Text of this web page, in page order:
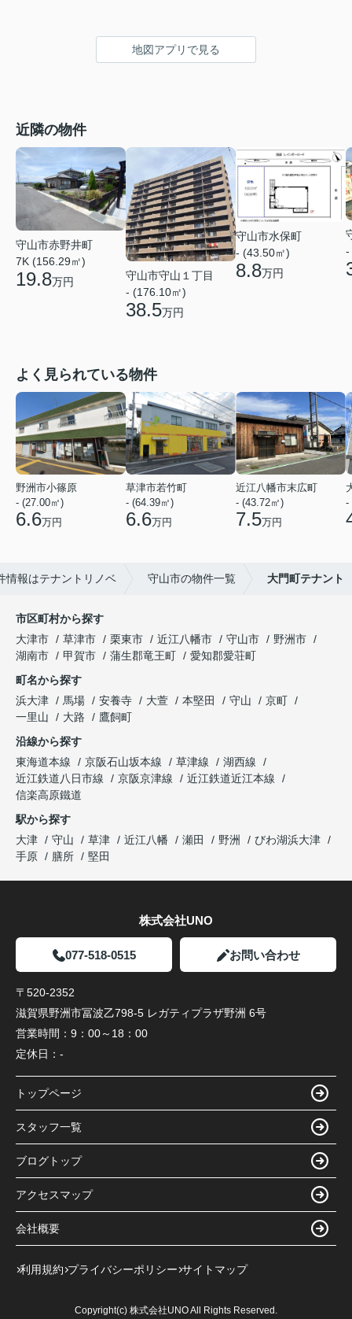
地図アプリで見る
近隣の物件
守山市赤野井町
7K (156.29㎡)
19.8万円
守山市守山１丁目
- (176.10㎡)
38.5万円
守山市水保町
- (43.50㎡)
8.8万円
-
よく見られている物件
野洲市小篠原
- (27.00㎡)
6.6万円
草津市若竹町
- (64.39㎡)
6.6万円
近江八幡市末広町
- (43.72㎡)
7.5万円
-
情報はテナントリノベ 守山市の物件一覧 大門町テナント
市区町村から探す
大津市
草津市 栗東市 近江八幡市 守山市
野洲市
湖南市
甲賀市 蒲生郡竜王町
愛知郡愛荘町
町名から探す
浜大津
馬場 安養寺 大萱 本堅田 守山
京町
一里山
大路
鷹飼町
沿線から探す
東海道本線
京阪石山坂本線 草津線
湖西線
近江鉄道八日市線
京阪京津線
近江鉄道近江本線
信楽高原鐵道
駅から探す
大津
守山 草津 近江八幡 瀬田 野洲
びわ湖浜大津
手原
膳所 堅田
株式会社UNO
077-518-0515 お問い合わせ
〒520-2352
滋賀県野洲市冨波乙798-5 レガティプラザ野洲 6号
営業時間： 9：00～18：00
定休日： -
トップページ
スタッフ一覧
ブログトップ
アクセスマップ
会社概要
利用規約 プライバシーポリシー サイトマップ
Copyright(c) 株式会社UNO All Rights Reserved.